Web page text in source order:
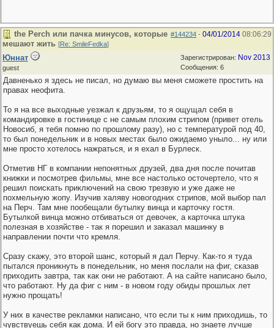
#144234 - 04/01/2014 08:06:29
the Perch или пачка минусов, которые
мешают жить [Re: SmileFedka]
Зарегистрирован: Nov 2013
Сообщения: 6
Юннат
guest
Давненько я здесь не писал, но думаю вы меня сможете простить на
правах неофита.
То я на все выходные уезжал к друзьям, то я ощущал себя в
командировке в гостинице с не самым плохим стрипом (привет отель
Новосиб, я тебя помню по прошлому разу), но с температурой под 40,
то был понедельник и в новых местах было ожидаемо уныло... ну или
мне просто хотелось нажраться, и я ехал в Бурлеск.
Отметив НГ в компании непонятных друзей, два дня после почитав
книжки и посмотрев фильмы, мне все настолько осточертело, что я
решил поискать приключений на свою трезвую и уже даже не
похмельную жопу. Изучив халяву новогодних стрипов, мой выбор пал
на Перч. Там мне пообещали бутылку винца и карточку гостя.
Бутылкой винца можно отбиваться от девочек, а карточка штука
полезная в хозяйстве - так я порешил и заказал машинку в
направлении почти что кремля.
Сразу скажу, это второй шанс, который я дал Перчу. Как-то я туда
пытался проникнуть в понедельник, но меня послали на фиг, сказав
приходить завтра, так как они не работают. А на сайте написано было,
что работают. Ну да фиг с ним - в новом году обиды прошлых лет
нужно прощать!
У них в качестве рекламки написано, что если ты к ним приходишь, то
чувствуешь себя как дома. И ей богу это правда, но знаете лучше